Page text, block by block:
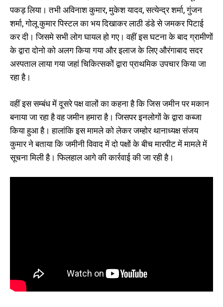
पकड़ लिया। तभी अविनाश कुमार, मुकेश यादव, सत्येन्द्र शर्मा, गुंजन
शर्मा, गोलू कुमार पिस्टल का भय दिखाकर लाठी डंडे से जमकर पिटाई
कर दी। जिसमे सभी लोग घायल हो गए। वहीं इस घटना के बाद ग्रामीणों
के द्वारा दोनो को अलग किया गया और इलाज के लिए औरंगाबाद सदर
अस्पताल लाया गया जहां चिकित्सकों द्वारा प्राथमिक उपचार किया जा
रहा है।
वहीं इस सम्बंध में दूसरे पक्ष वालों का कहना है कि जिस जमीन पर मकान
बनाया जा रहा है वह जमीन हमारा है। जिसपर इनलोगों के द्वारा कब्जा
किया हुआ है। हालांकि इस मामले को लेकर जम्होर थानाध्यक्ष संजय
कुमार ने बताया कि जमीनी विवाद में दो पक्षों के बीच मारपीट में मामले में
सूचना मिली है। फिलहाल आगे की कार्रवाई की जा रही है।